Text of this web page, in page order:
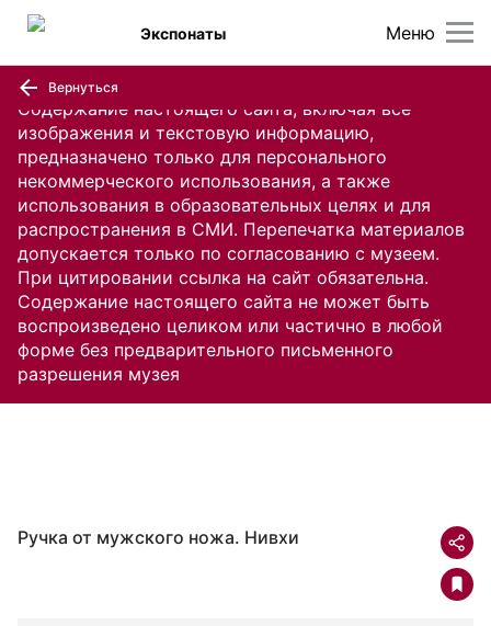
Содержание настоящего сайта, включая все
изображения и текстовую информацию,
предназначено только для персонального
некоммерческого использования, а также
использования в образовательных целях и для
распространения в СМИ. Перепечатка материалов
допускается только по согласованию с музеем.
При цитировании ссылка на сайт обязательна.
Содержание настоящего сайта не может быть
воспроизведено целиком или частично в любой
форме без предварительного письменного
разрешения музея
Меню
Экспонаты
Вернуться
Ручка от мужского ножа. Нивхи